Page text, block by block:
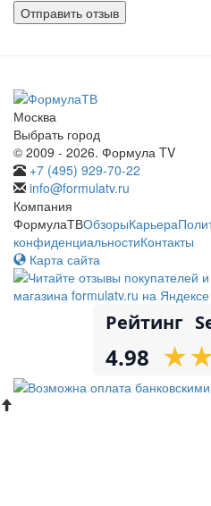
Москва
Выбрать город
© 2009 - 2026. Формула TV
+7 (495) 929-70-22
info@formulatv.ru
Компания
ФормулаТВОбзорыКарьера
конфиденциальностиКонтакты
Карта сайта
Рейтинг
4.98 ★
★